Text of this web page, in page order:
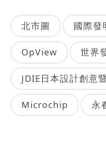
北市圖 國際發
OpView 世界
JDIE日本設計創意
Microchip 永